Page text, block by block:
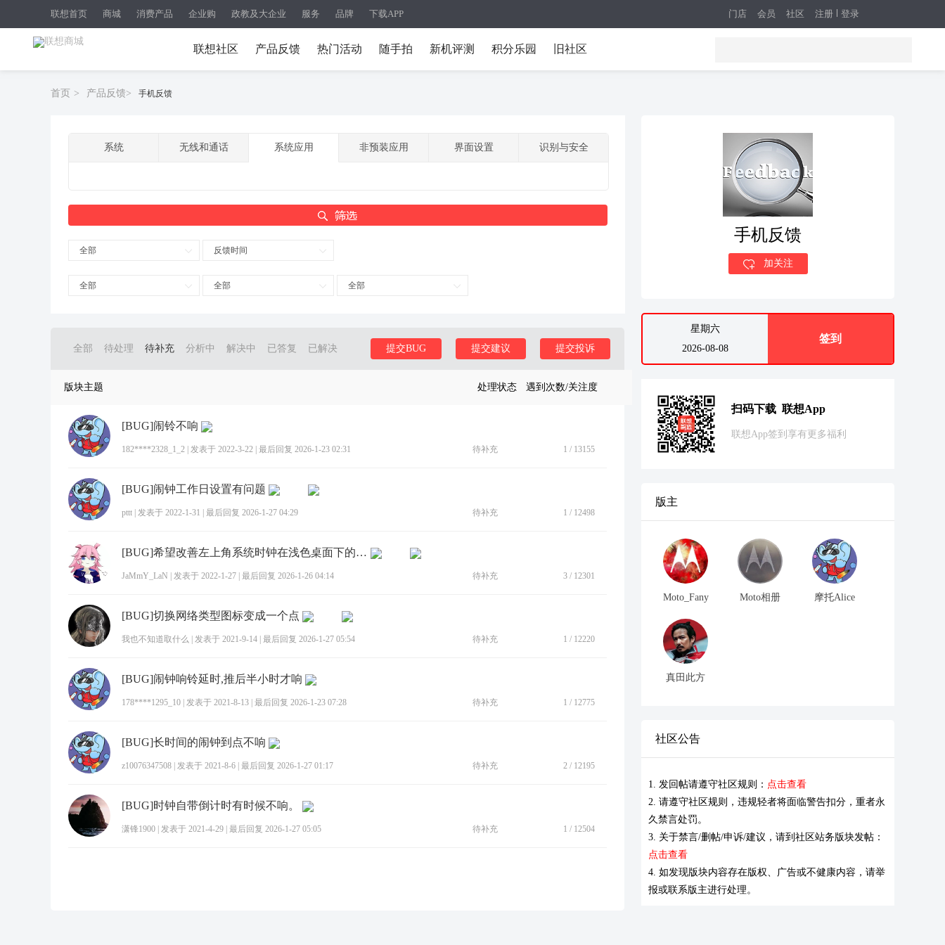
联想首页 商城 消费产品 企业购 政教及大企业 服务 品牌 下载APP 注册 登录
门店 会员 社区
联想社区 产品反馈 热门活动 随手拍 新机评测 积分乐园 旧社区
首页 > 产品反馈> 手机反馈
系统 无线和通话 系统应用 非预装应用 界面设置 识别与安全
全部 反馈时间
全部 全部 全部
全部 待处理 待补充 分析中 解决中 已答复 已解决 提交投诉
提交建议
提交BUG
版块主题 处理状态 遇到次数/关注度
[BUG]闹铃不响
182****2328_1_2 发表于 2022-3-22 最后回复 2026-1-23 02:31 待补充 1 / 13155
[BUG]闹钟工作日设置有问题
pttt 发表于 2022-1-31 最后回复 2026-1-27 04:29 待补充 1 / 12498
[BUG]希望改善左上角系统时钟在浅色桌面下的可见性
JaMmY_LaN 发表于 2022-1-27 最后回复 2026-1-26 04:14 待补充 3 / 12301
[BUG]切换网络类型图标变成一个点
我也不知道取什么 发表于 2021-9-14 最后回复 2026-1-27 05:54 待补充 1 / 12220
[BUG]闹钟响铃延时,推后半小时才响
178****1295_10 发表于 2021-8-13 最后回复 2026-1-23 07:28 待补充 1 / 12775
[BUG]长时间的闹钟到点不响
z10076347508 发表于 2021-8-6 最后回复 2026-1-27 01:17 待补充 2 / 12195
[BUG]时钟自带倒计时有时候不响。
潇锋1900 发表于 2021-4-29 最后回复 2026-1-27 05:05 待补充 1 / 12504
手机反馈
加关注
星期六
2026-08-08
签到
扫码下载 联想App
联想App签到享有更多福利
版主
Moto_Fany Moto相册 摩托Alice
真田此方
社区公告
1. 发回帖请遵守社区规则： 点击查看
2. 请遵守社区规则，违规轻者将面临警告扣分，重者永
久禁言处罚。
3. 关于禁言/删帖/申诉/建议，请到社区站务版块发帖：
点击查看
4. 如发现版块内容存在版权、广告或不健康内容，请举
报或联系版主进行处理。